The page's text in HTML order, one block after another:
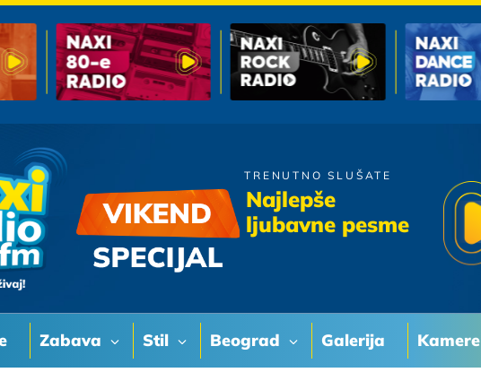
Zabava Stil Beograd Galerija Kamere
TRENUTNO SLUŠATE
Najlepše
ljubavne pesme